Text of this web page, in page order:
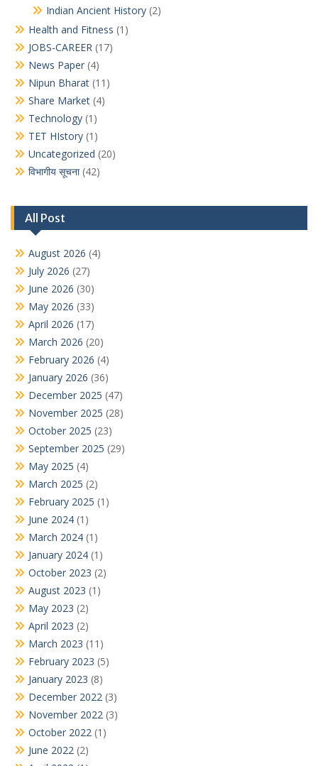
Indian Ancient History (2)
Health and Fitness (1)
JOBS-CAREER (17)
News Paper (4)
Nipun Bharat (11)
Share Market (4)
Technology (1)
TET HIstory (1)
Uncategorized (20)
विभागीय सूचना(42)
All Post
August 2026 (4)
July 2026 (27)
June 2026 (30)
May 2026 (33)
April 2026 (17)
March 2026 (20)
February 2026 (4)
January 2026 (36)
December 2025 (47)
November 2025 (28)
October 2025 (23)
September 2025 (29)
May 2025 (4)
March 2025 (2)
February 2025 (1)
June 2024 (1)
March 2024 (1)
January 2024 (1)
October 2023 (2)
August 2023 (1)
May 2023 (2)
April 2023 (2)
March 2023 (11)
February 2023 (5)
January 2023 (8)
December 2022 (3)
November 2022 (3)
October 2022 (1)
June 2022 (2)